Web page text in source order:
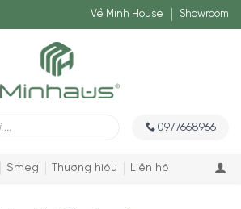
Về Minh House Showroom
0977668966
Smeg Thương hiệu Liên hệ